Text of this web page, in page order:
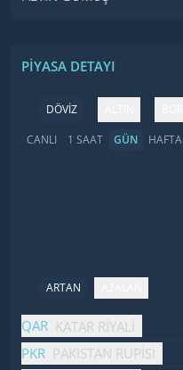
PIYASA DETAYI
DÖVİZ
CANLI
1 SAAT GÜN HAFTA
ARTAN
İsim FiyatDeğişim
QAR KATAR RIYALI
PKR PAKISTAN RUPISI